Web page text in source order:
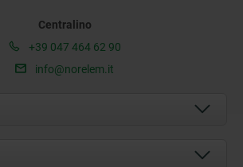
Centralino
+39 047 464 62 90
info@norelem.it